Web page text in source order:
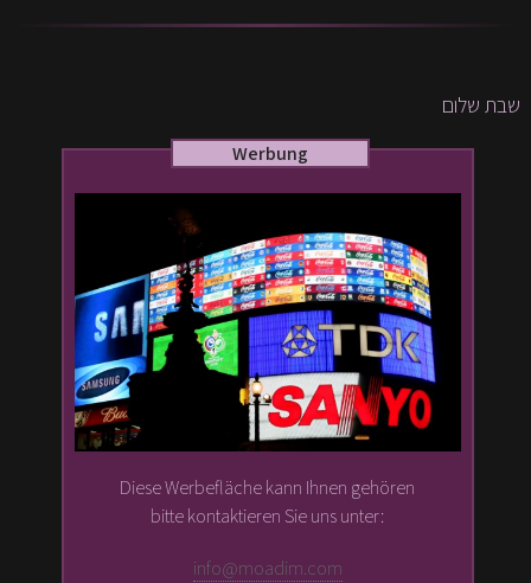
שבת שלום
Werbung
Diese Werbefläche kann Ihnen gehören
bitte kontaktieren Sie uns unter:
info@moadim.com